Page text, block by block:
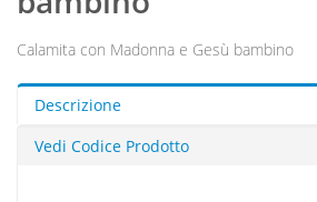
Calamita con Madonna e Gesù bambino
Descrizione
Vedi Codice Prodotto